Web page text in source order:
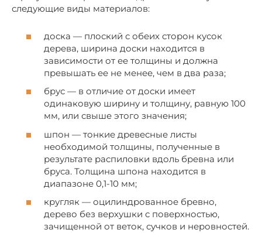
следующие виды материалов:
доска — плоский с обеих сторон кусок
дерева, ширина доски находится в
зависимости от ее толщины и должна
превышать ее не менее, чем в два раза;
брус — в отличие от доски имеет
одинаковую ширину и толщину, равную 100
мм, или свыше этого значения;
шпон — тонкие древесные листы
необходимой толщины, полученные в
результате распиловки вдоль бревна или
бруса. Толщина шпона находится в
диапазоне 0,1-10 мм;
кругляк — оцилиндрованное бревно,
дерево без верхушки с поверхностью,
зачищенной от веток, сучков и неровностей.